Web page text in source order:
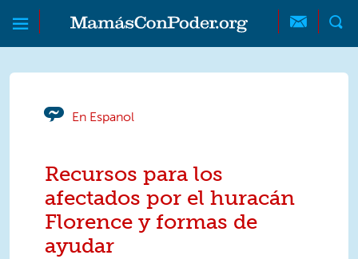
Skip to main content
Skip to main content
MamásConPoder
En Espanol
Recursos para los
afectados por el huracán
Florence y formas de
ayudar